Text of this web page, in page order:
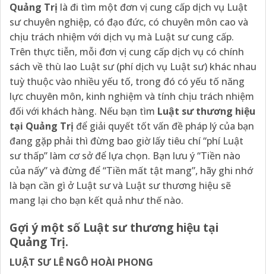
Quảng Trị là đi tìm một đơn vị cung cấp dịch vụ Luật
sư chuyên nghiệp, có đạo đức, có chuyên môn cao và
chịu trách nhiệm với dịch vụ mà Luật sư cung cấp.
Trên thực tiễn, mỗi đơn vị cung cấp dịch vụ có chính
sách về thù lao Luật sư (phí dịch vụ Luật sư) khác nhau
tuỳ thuộc vào nhiều yếu tố, trong đó có yếu tố năng
lực chuyên môn, kinh nghiệm và tính chịu trách nhiệm
đối với khách hàng. Nếu bạn tìm Luật sư thương hiệu
tại Quảng Trị để giải quyết tốt vấn đề pháp lý của bạn
đang gặp phải thì đừng bao giờ lấy tiêu chí “phí Luật
sư thấp” làm cơ sở để lựa chọn. Bạn lưu ý “Tiền nào
của nấy” và đừng để “Tiền mất tật mang”, hãy ghi nhớ
là bạn cần gì ở Luật sư và Luật sư thương hiệu sẽ
mang lại cho bạn kết quả như thế nào.
Gợi ý một số Luật sư thương hiệu tại
Quảng Trị.
LUẬT SƯ LÊ NGÔ HOÀI PHONG